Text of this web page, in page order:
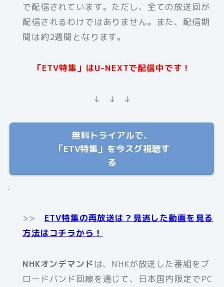
で配信されています。ただし、全ての放送回が
配信されるわけではありません。また、配信期
間は約2週間となります。
「ETV特集」はU-NEXTで配信中です！
↓ ↓ ↓
無料トライアルで、
「ETV特集」を今スグ視聴す
る
.
>> ETV特集の再放送は？見逃した動画を見る
方法はコチラから！
NHKオンデマンド は、NHKが放送した番組をブ
ロードバンド回線を通じて、日本国内限定でPC